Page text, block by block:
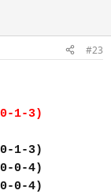
#23
1-3)
1-3)
0-4)
0-4)